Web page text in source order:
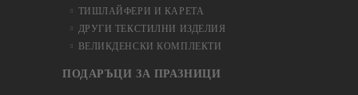
ТИШЛАЙФЕРИ И КАРЕТА
ДРУГИ ТЕКСТИЛНИ ИЗДЕЛИЯ
ВЕЛИКДЕНСКИ КОМПЛЕКТИ
ПОДАРЪЦИ ЗА ПРАЗНИЦИ